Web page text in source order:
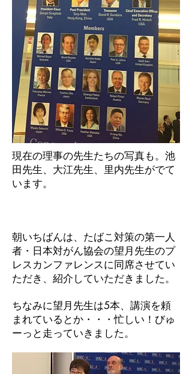
現在の理事の先生たちの写真も。池
田先生、大江先生、里内先生がでて
います。
朝いちばんは、たばこ対策の第一人
者・日本対がん協会の望月先生のプ
レスカンファレンスに同席させてい
ただき、紹介していただきました。
ちなみに望月先生は5本、講演を頼
まれているとか・・・忙しい！びゅ
ーっと走っていきました。